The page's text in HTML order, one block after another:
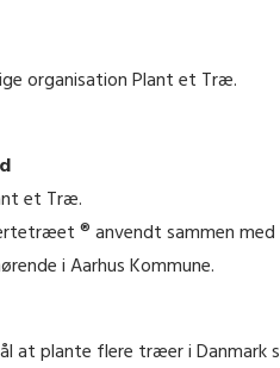
organisation Plant et Træ.
et Træ.
® anvendt sammen
i Aarhus Kommune.
at plante flere træer i